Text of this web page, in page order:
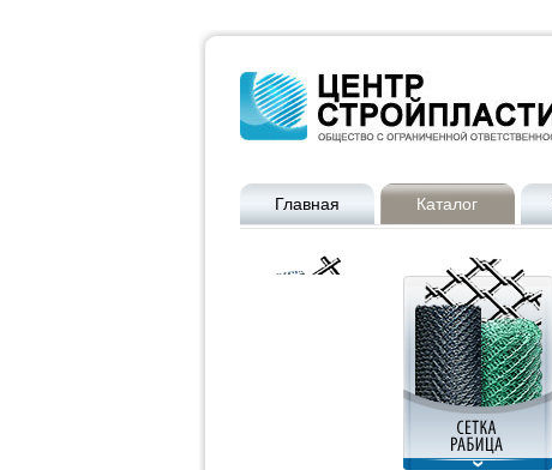
Главная
Каталог